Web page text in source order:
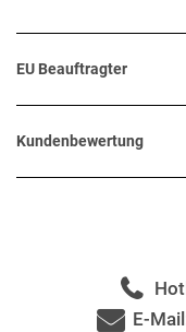
EU Beauftragter
Kundenbewertung
E-